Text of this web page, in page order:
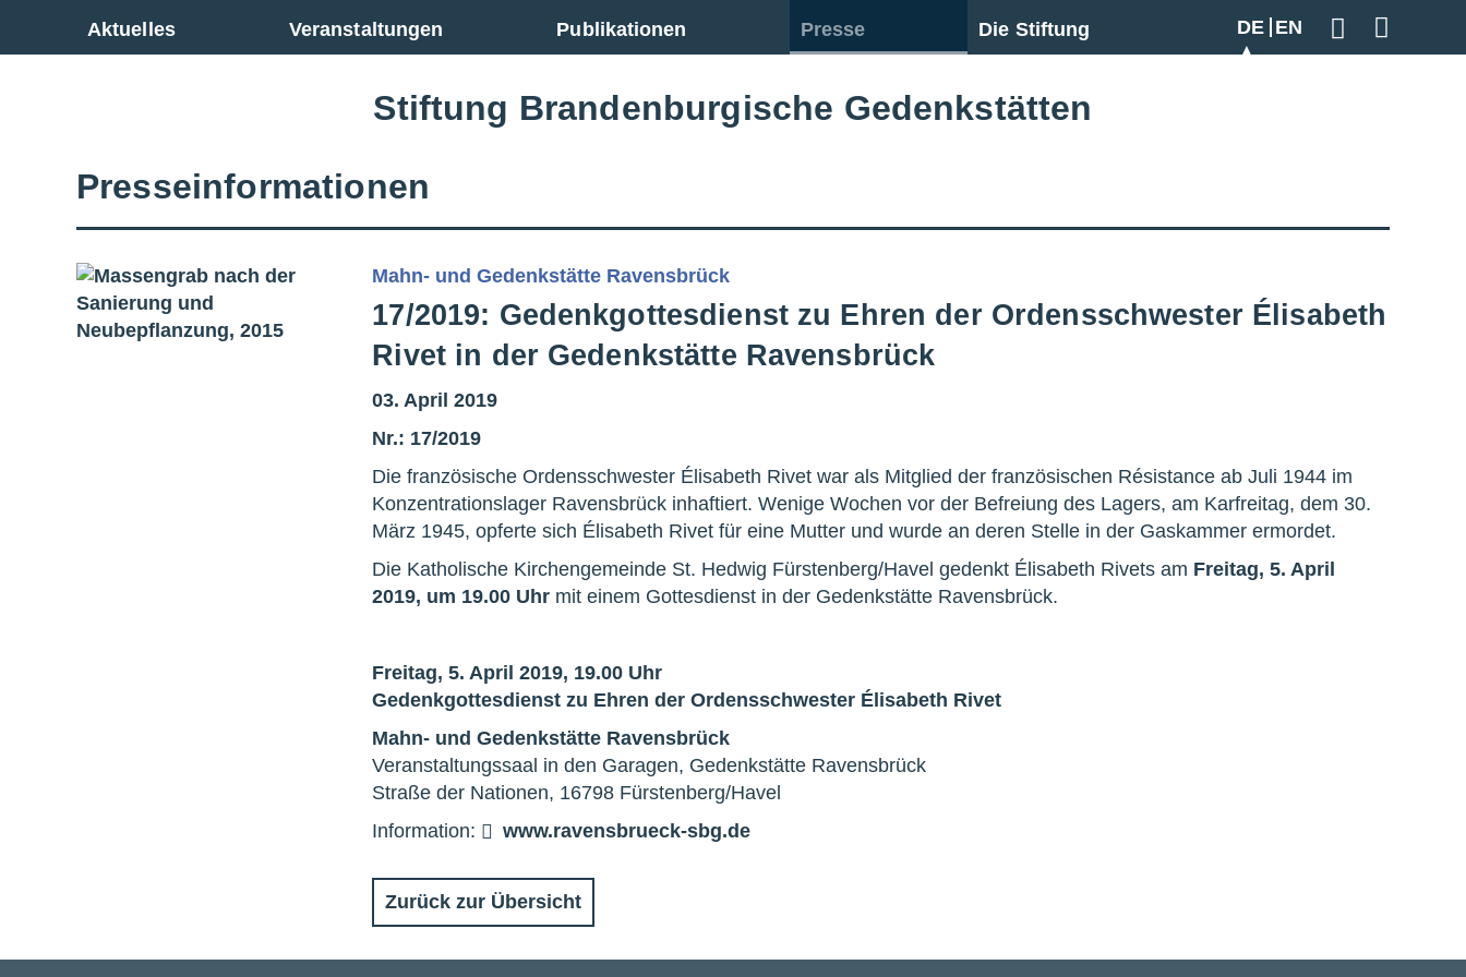
Aktuelles Veranstaltungen Publikationen Presse Die Stiftung DE EN
Zur Gesamtübersicht
Stiftung Brandenburgische Gedenkstätten
Presseinformationen
Mahn- und Gedenkstätte Ravensbrück
17/2019: Gedenkgottesdienst zu Ehren der Ordensschwester Élisabeth
Rivet in der Gedenkstätte Ravensbrück
03. April 2019
Nr.: 17/2019
Die französische Ordensschwester Élisabeth Rivet war als Mitglied der französischen Résistance ab Juli 1944 im
Konzentrationslager Ravensbrück inhaftiert. Wenige Wochen vor der Befreiung des Lagers, am Karfreitag, dem 30.
März 1945, opferte sich Élisabeth Rivet für eine Mutter und wurde an deren Stelle in der Gaskammer ermordet.
Die Katholische Kirchengemeinde St. Hedwig Fürstenberg/Havel gedenkt Élisabeth Rivets am Freitag, 5. April
2019, um 19.00 Uhr mit einem Gottesdienst in der Gedenkstätte Ravensbrück.
Freitag, 5. April 2019, 19.00 Uhr
Gedenkgottesdienst zu Ehren der Ordensschwester Élisabeth Rivet
Mahn- und Gedenkstätte Ravensbrück
Veranstaltungssaal in den Garagen, Gedenkstätte Ravensbrück
Straße der Nationen, 16798 Fürstenberg/Havel
Information:
www.ravensbrueck-sbg.de
Zurück zur Übersicht